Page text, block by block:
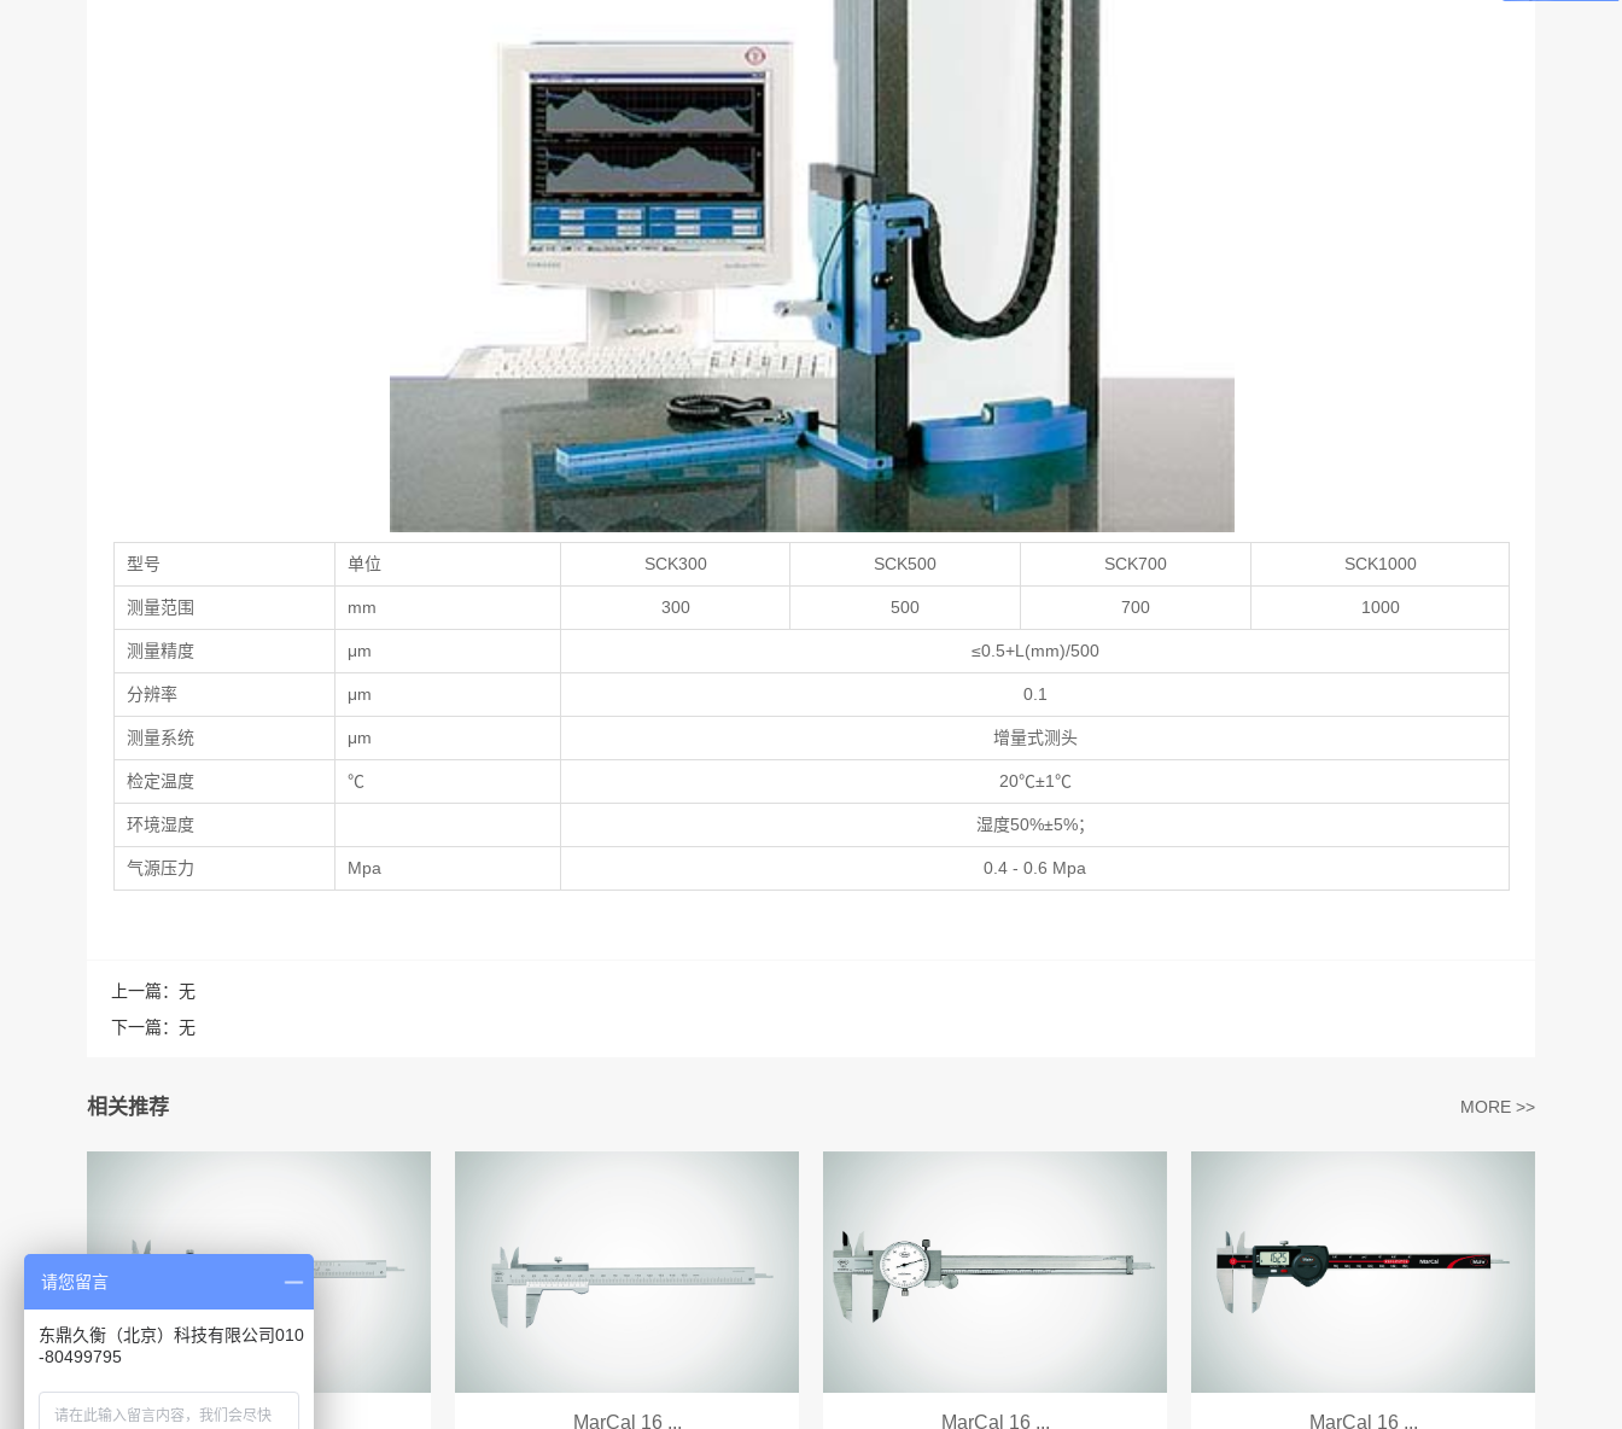
型号 单位 SCK300 SCK500 SCK700 SCK1000
测量范围 mm 300 500 700 1000
测量精度 μm ≤0.5+L(mm)/500
分辨率 μm 0.1
测量系统 μm 增量式测头
检定温度 ℃ 20℃±1℃
环境湿度 湿度50%±5%；
气源压力 Mpa 0.4 - 0.6 Mpa
上一篇： 无
下一篇： 无
相关推荐 MORE >>
MarCal 16 ... MarCal 16 ... MarCal 16 ... MarCal 16 ...
请您留言
东鼎久衡（北京）科技有限公司010
-80499795